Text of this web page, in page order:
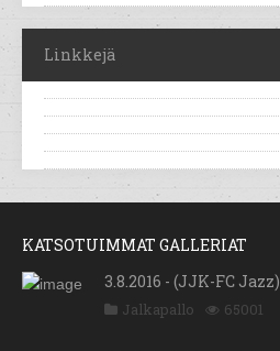
Linkkejä
KATSOTUIMMAT GALLERIAT
3.8.2016 - (JJK-FC Jazz)
Jalkapallo 65001